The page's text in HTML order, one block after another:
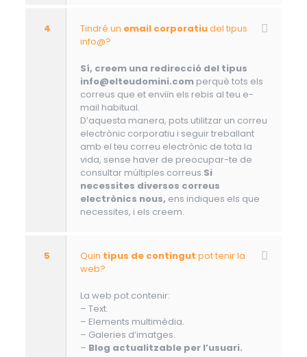
4 Tindré un email corporatiudel tipus
info@?
Sí, creem una redirecció del tipus
info@elteudomini.comperquè tots els
correus que et enviïn els rebis al teu e-
mail habitual.
D’aquesta manera, pots utilitzar un correu
electrònic corporatiu i seguir treballant
amb el teu correu electrònic de tota la
vida, sense haver de preocupar-te de
consultar múltiples correus.Si
necessites diversos correus
electrònics nous, ens indiques els que
necessites, i els creem.
5 Quin tipus de contingut pot tenir la
web?
La web pot contenir:
– Text.
– Elements multimèdia.
– Galeries d’imatges.
– Blog actualitzable per l’usuari.